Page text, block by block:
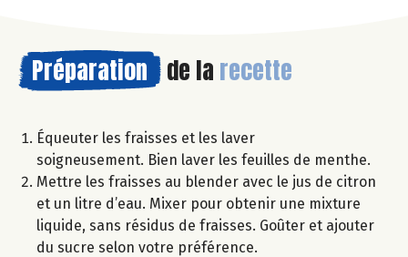
Préparation de la recette
Équeuter les fraisses et les laver
soigneusement. Bien laver les feuilles de menthe.
Mettre les fraisses au blender avec le jus de citron
et un litre d’eau. Mixer pour obtenir une mixture
liquide, sans résidus de fraisses. Goûter et ajouter
du sucre selon votre préférence.